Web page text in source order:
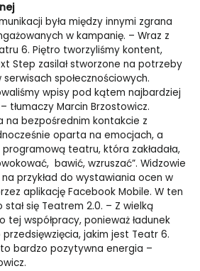
była między innymi zgrana
w kampanię. – Wraz z
6. Piętro tworzyliśmy kontent,
Step zasilał stworzone na potrzeby
społecznościowych.
wpisy pod kątem najbardziej
tłumaczy Marcin Brzostowicz.
na bezpośrednim kontakcie z
oparta na emocjach, a
teatru, która zakładała,
bawić, wzruszać”. Widzowie
przykład do wystawiania ocen w
aplikację Facebook Mobile. W ten
się Teatrem 2.0. – Z wielką
tej współpracy, ponieważ ładunek
jakim jest Teatr 6.
bardzo pozytywna energia –